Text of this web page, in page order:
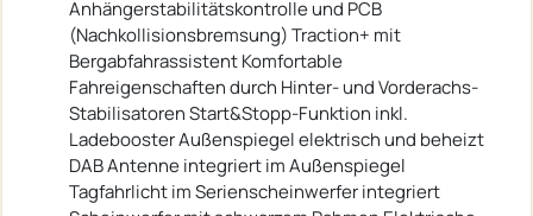
Anhängerstabilitätskontrolle und PCB
(Nachkollisionsbremsung) Traction+ mit
Bergabfahrassistent Komfortable
Fahreigenschaften durch Hinter- und Vorderachs-
Stabilisatoren Start&Stopp-Funktion inkl.
Ladebooster Außenspiegel elektrisch und beheizt
DAB Antenne integriert im Außenspiegel
Tagfahrlicht im Serienscheinwerfer integriert